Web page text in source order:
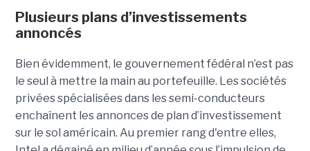
Plusieurs plans d’investissements
annoncés
Bien évidemment, le gouvernement fédéral n’est pas
le seul à mettre la main au portefeuille. Les sociétés
privées spécialisées dans les semi-conducteurs
enchaînent les annonces de plan d’investissement
sur le sol américain. Au premier rang d'entre elles,